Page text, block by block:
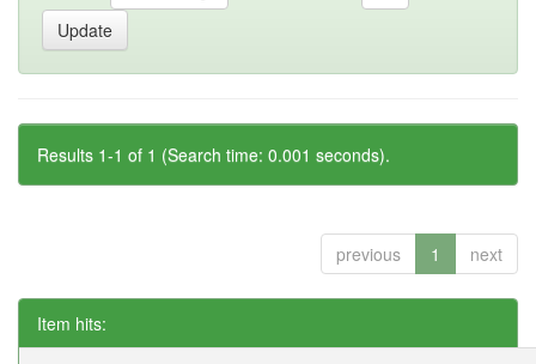
Results 1-1 of 1 (Search time: 0.001 seconds).
previous 1 next
Item hits: